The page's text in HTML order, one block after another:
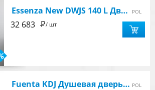
Essenza New DWJS 140 L Дверь левая 140 см POL
32 683 Р/ шт
Fuenta KDJ Душевая дверь 110 х 2000 см, цвет хром POL